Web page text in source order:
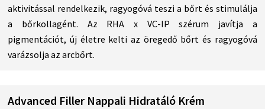
aktivitással rendelkezik, ragyogóvá teszi a bőrt és stimulálja
a bőrkollagént. Az RHA x VC-IP szérum javítja a
pigmentációt, új életre kelti az öregedő bőrt és ragyogóvá
varázsolja az arcbőrt.
Advanced Filler Nappali Hidratáló Krém